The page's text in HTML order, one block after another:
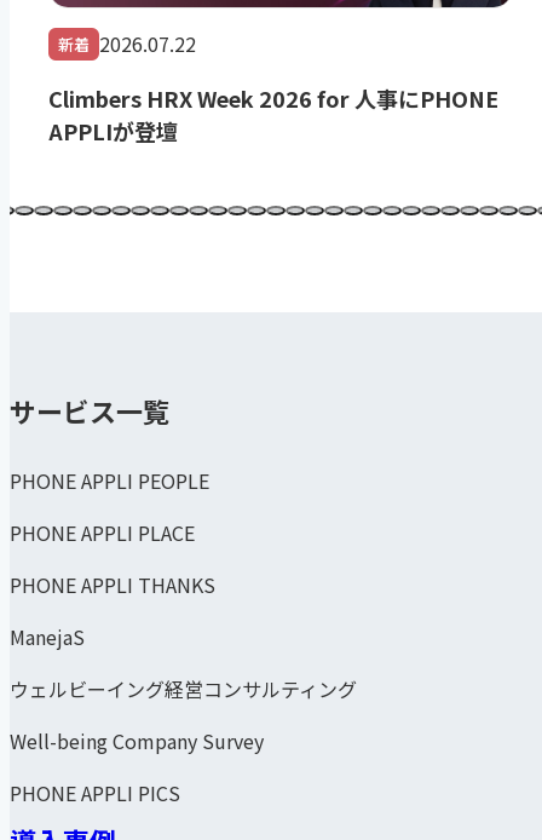
新着 2026.07.22
Climbers HRX Week 2026 for 人事にPHONE
APPLIが登壇
サービス一覧
PHONE APPLI PEOPLE
PHONE APPLI PLACE
PHONE APPLI THANKS
ManejaS
ウェルビーイング経営コンサルティング
Well-being Company Survey
PHONE APPLI PICS